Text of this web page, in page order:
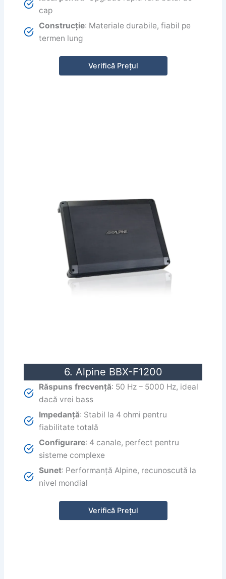
cap
Construcție: Materiale durabile, fiabil pe
termen lung
Verifică Prețul
6. Alpine BBX-F1200
Răspuns frecvență: 50 Hz – 5000 Hz, ideal
dacă vrei bass
Impedanță: Stabil la 4 ohmi pentru
fiabilitate totală
Configurare: 4 canale, perfect pentru
sisteme complexe
Sunet: Performanță Alpine, recunoscută la
nivel mondial
Verifică Prețul